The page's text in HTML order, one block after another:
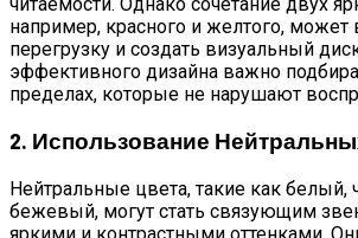
например, красного и желтого, может
перегрузку и создать визуальный
эффективного дизайна важно
пределах, которые не нарушают
2. Использование
Нейтральные цвета, такие как
бежевый, могут стать связующим